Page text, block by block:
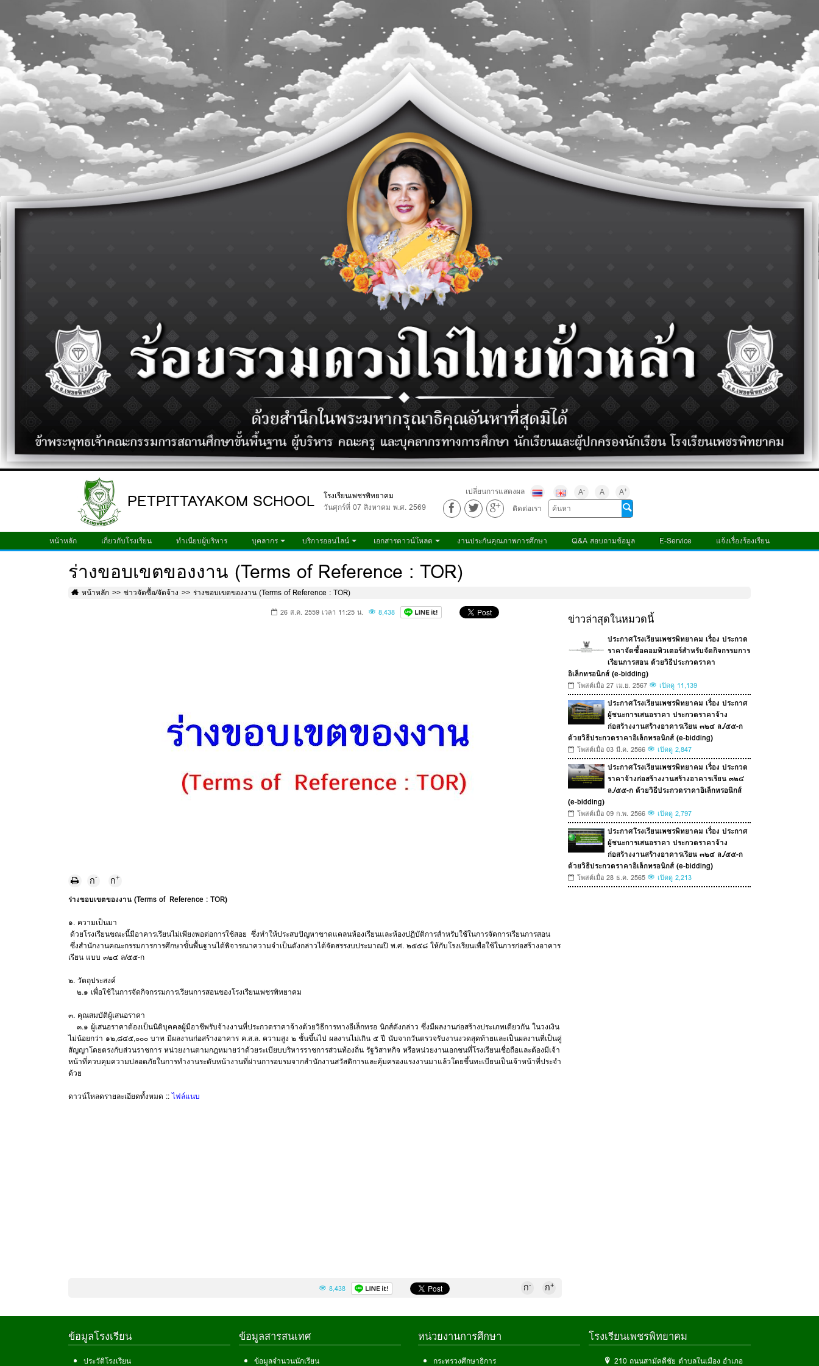
PETPITTAYAKOM SCHOOL
โรงเรียนเพชรพิทยาคม
วันศุกร์ที่ 07 สิงหาคม พ.ศ. 2569
เปลี่ยนการแสดงผล A- A A+
ติดต่อเรา
หน้าหลัก เกี่ยวกับโรงเรียน ทำเนียบผู้บริหาร บุคลากร บริการออนไลน์ เอกสารดาวน์โหลด งานประกันคุณภาพการศึกษา Q&A สอบถามข้อมูล E-Service แจ้งเรื่องร้องเรียน
ร่างขอบเขตของงาน (Terms of Reference : TOR)
หน้าหลัก ข่าวจัดซื้อ/จัดจ้าง ร่างขอบเขตของงาน (Terms of Reference : TOR)
26 ส.ค. 2559 เวลา 11:25 น. 8,438
ก- ก+
ร่างขอบเขตของงาน (Terms of Reference : TOR)
๑. ความเป็นมา
ด้วยโรงเรียนขณะนี้มีอาคารเรียนไม่เพียงพอต่อการใช้สอย ซึ่งทำให้ประสบปัญหาขาดแคลนห้องเรียนและห้องปฏิบัติการสำหรับใช้ในการจัดการเรียนการสอน
ซึ่งสำนักงานคณะกรรมการการศึกษาขั้นพื้นฐานได้พิจารณาความจำเป็นดังกล่าวได้จัดสรรงบประมาณปี พ.ศ. ๒๕๕๘ ให้กับโรงเรียนเพื่อใช้ในการก่อสร้างอาคาร
เรียน แบบ ๓๒๔ ล/๕๕-ก
๒. วัตถุประสงค์
๒.๑ เพื่อใช้ในการจัดกิจกรรมการเรียนการสอนของโรงเรียนเพชรพิทยาคม
๓. คุณสมบัติผู้เสนอราคา
๓.๑ ผู้เสนอราคาต้องเป็นนิติบุคคลผู้มีอาชีพรับจ้างงานที่ประกวดราคาจ้างด้วยวิธีการทางอีเล็กทรอ นิกส์ดังกล่าว ซึ่งมีผลงานก่อสร้างประเภทเดียวกัน ในวงเงิน
ไม่น้อยกว่า ๑๒,๘๔๕,๐๐๐ บาท มีผลงานก่อสร้างอาคาร ค.ส.ล. ความสูง ๒ ชั้นขึ้นไป ผลงานไม่เกิน ๕ ปี นับจากวันตรวจรับงานงวดสุดท้ายและเป็นผลงานที่เป็นคู่
สัญญาโดยตรงกับส่วนราชการ หน่วยงานตามกฎหมายว่าด้วยระเบียบบริหารราชการส่วนท้องถิ่น รัฐวิสาหกิจ หรือหน่วยงานเอกชนที่โรงเรียนเชื่อถือและต้องมีเจ้า
หน้าที่ควบคุมความปลอดภัยในการทำงานระดับหน้างานที่ผ่านการอบรมจากสำนักงานสวัสดิการและคุ้มครองแรงงานมาแล้วโดยขึ้นทะเบียนเป็นเจ้าหน้าที่ประจำ
ด้วย
ดาวน์โหลดรายละเอียดทั้งหมด ::ไฟล์แนบ
8,438 ก- ก+
ข่าวล่าสุดในหมวดนี้
ประกาศโรงเรียนเพชรพิทยาคม เรื่อง ประกวด
ราคาจัดซื้อคอมพิวเตอร์สำหรับจัดกิจกรรมการ
เรียนการสอน ด้วยวิธีประกวดราคา
อิเล็กทรอนิกส์ (e-bidding)
โพสต์เมื่อ 27 เม.ย. 2567 เปิดดู 11,139
ประกาศโรงเรียนเพชรพิทยาคม เรื่อง ประกาศ
ผู้ชนะการเสนอราคา ประกวดราคาจ้าง
ก่อสร้างงานสร้างอาคารเรียน ๓๒๔ ล./๕๕-ก
ด้วยวิธีประกวดราคาอิเล็กทรอนิกส์ (e-bidding)
โพสต์เมื่อ 03 มี.ค. 2566 เปิดดู 2,847
ประกาศโรงเรียนเพชรพิทยาคม เรื่อง ประกวด
ราคาจ้างก่อสร้างงานสร้างอาคารเรียน ๓๒๔
ล./๕๕-ก ด้วยวิธีประกวดราคาอิเล็กทรอนิกส์
(e-bidding)
โพสต์เมื่อ 09 ก.พ. 2566 เปิดดู 2,797
ประกาศโรงเรียนเพชรพิทยาคม เรื่อง ประกาศ
ผู้ชนะการเสนอราคา ประกวดราคาจ้าง
ก่อสร้างงานสร้างอาคารเรียน ๓๒๔ ล./๕๕-ก
ด้วยวิธีประกวดราคาอิเล็กทรอนิกส์ (e-bidding)
โพสต์เมื่อ 28 ธ.ค. 2565 เปิดดู 2,213
ข้อมูลโรงเรียน
ประวัติโรงเรียน
ข้อมูลสารสนเทศ
ข้อมูลจำนวนนักเรียน
หน่วยงานการศึกษา
กระทรวงศึกษาธิการ
โรงเรียนเพชรพิทยาคม
210 ถนนสามัคคีชัย ตำบลในเมือง อำเภอ